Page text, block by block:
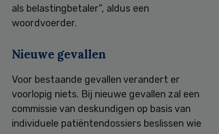
als belastingbetaler”, aldus een
woordvoerder.
Nieuwe gevallen
Voor bestaande gevallen verandert er
voorlopig niets. Bij nieuwe gevallen zal een
commissie van deskundigen op basis van
individuele patiëntendossiers beslissen wie